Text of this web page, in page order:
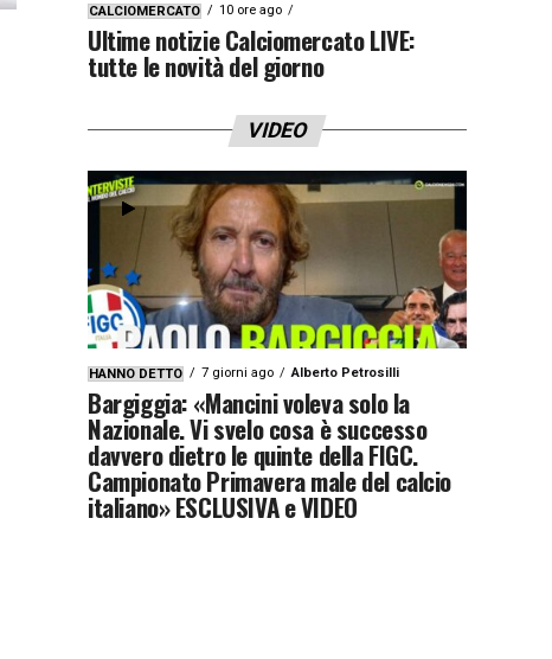
CALCIOMERCATO 10 ore ago
Ultime notizie Calciomercato LIVE:
tutte le novità del giorno
VIDEO
HANNO DETTO 7 giorni ago Alberto Petrosilli
Bargiggia: «Mancini voleva solo la
Nazionale. Vi svelo cosa è successo
davvero dietro le quinte della FIGC.
Campionato Primavera male del calcio
italiano» ESCLUSIVA e VIDEO